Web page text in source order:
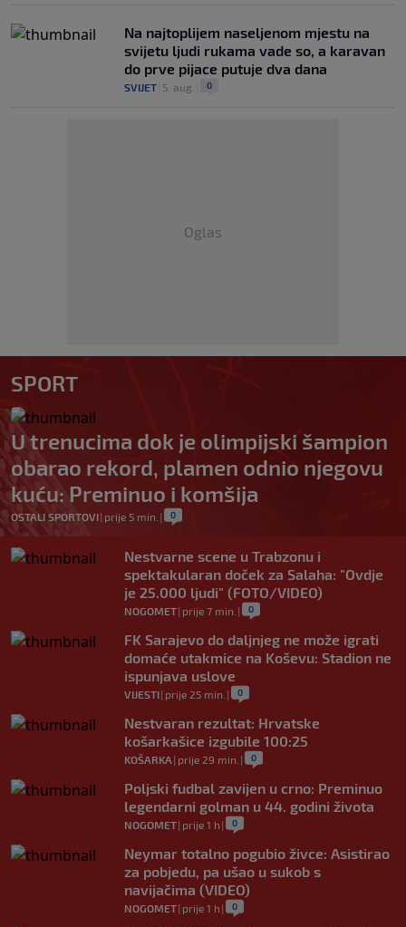
Na najtoplijem naseljenom mjestu na
svijetu ljudi rukama vade so, a karavan
do prve pijace putuje dva dana
SVIJET 5. aug. 0
Oglas
SPORT
U trenucima dok je olimpijski šampion
obarao rekord, plamen odnio njegovu
kuću: Preminuo i komšija
OSTALI SPORTOVI| prije 5 min. | 0
Nestvarne scene u Trabzonu i
spektakularan doček za Salaha: "Ovdje
je 25.000 ljudi" (FOTO/VIDEO)
NOGOMET| prije 7 min. | 0
FK Sarajevo do daljnjeg ne može igrati
domaće utakmice na Koševu: Stadion ne
ispunjava uslove
VIJESTI| prije 25 min. | 0
Nestvaran rezultat: Hrvatske
košarkašice izgubile 100:25
KOŠARKA | prije 29 min. | 0
Poljski fudbal zavijen u crno: Preminuo
legendarni golman u 44. godini života
NOGOMET| prije 1 h | 0
Neymar totalno pogubio živce: Asistirao
za pobjedu, pa ušao u sukob s
navijačima (VIDEO)
NOGOMET| prije 1 h | 0